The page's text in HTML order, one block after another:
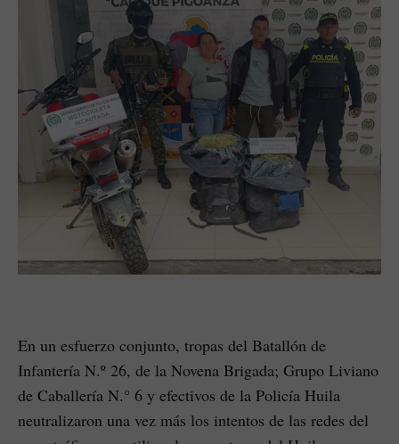
En un esfuerzo conjunto, tropas del Batallón de
Infantería N.º 26, de la Novena Brigada; Grupo Liviano
de Caballería N.° 6 y efectivos de la Policía Huila
neutralizaron una vez más los intentos de las redes del